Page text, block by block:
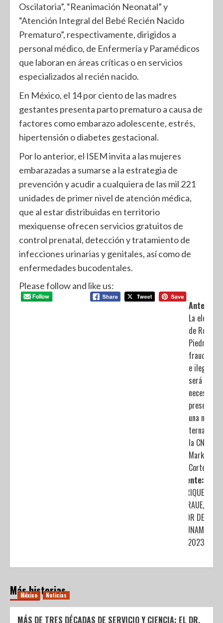
Oscilatoria”, “Reanimación Neonatal” y
“Atención Integral del Bebé Recién Nacido
Prematuro”, respectivamente, dirigidos a
personal médico, de Enfermería y Paramédicos
que laboran en áreas críticas o en servicios
especializados al recién nacido.
En México, el 14 por ciento de las madres
gestantes presenta parto prematuro a causa de
factores como embarazo adolescente, estrés,
hipertensión o diabetes gestacional.
Por lo anterior, el ISEM invita a las mujeres
embarazadas a sumarse a la estrategia de
prevención y acudir a cualquiera de las mil 221
unidades de primer nivel de atención médica,
que al estar distribuidas en territorio
mexiquense ofrecen servicios gratuitos de
control prenatal, detección y tratamiento de
infecciones urinarias y genitales, así como de
enfermedades bucodentales.
Please follow and like us:
Anterior:
La elección
de Rosario
Piedra fue
e ilegal;
será
necesario
presentar
una nueva
terna para
la CNDH:
Marko
Cortés
Siguiente:
ENRIQUE
GRAUE,
RECTOR DE
LA UNAM
2019-2023
Más historias
México Noticias
MÁS DE TRES DÉCADAS DE SERVICIO Y CIENCIA: EL DR.